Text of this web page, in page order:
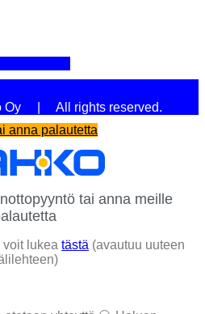
Oy | All rights reserved.
anna palautetta
tai anna meille
lukea tästä (avautuu uuteen